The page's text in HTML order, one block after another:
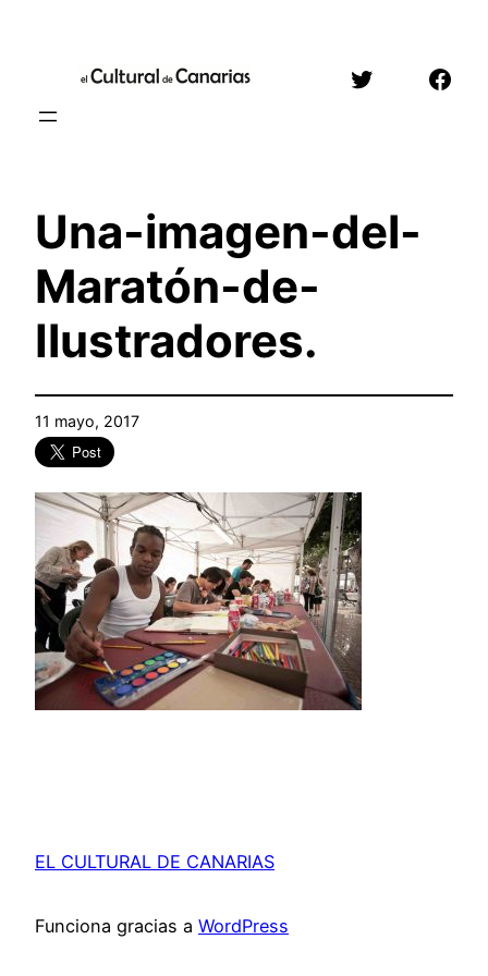
contenido
Twitter
Una-imagen-del-
Maratón-de-
Ilustradores.
11 mayo, 2017
EL CULTURAL DE CANARIAS
Funciona gracias a WordPress